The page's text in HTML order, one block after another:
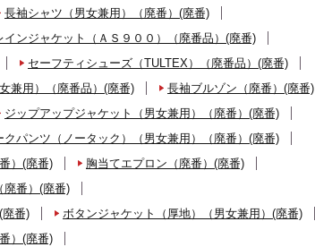
長袖シャツ（男女兼用）（廃番）(廃番)
インジャケット（ＡＳ９００）（廃番品）(廃番)
セーフティシューズ（TULTEX）（廃番品）(廃番)
兼用）（廃番品）(廃番)
長袖ブルゾン（廃番）(廃番)
ジップアップジャケット（男女兼用）（廃番）(廃番)
クパンツ（ノータック）（男女兼用）（廃番）(廃番)
）(廃番)
胸当てエプロン（廃番）(廃番)
廃番）(廃番)
廃番)
ボタンジャケット（厚地）（男女兼用）(廃番)
）(廃番)